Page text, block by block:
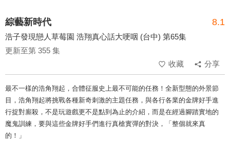
綜藝新時代 8.1
浩子發現戀人草莓園 浩翔真心話大哽咽 (台中) 第65集
更新至第 355 集
收藏
分享
最不一樣的浩角翔起，合體征服史上最不可能的任務！全新型態的外景節
目，浩角翔起將挑戰各種新奇刺激的主題任務，與各行各業的金牌好手進
行捉對廝殺，不是玩遊戲更不是點到為止的介紹，而是在經過腳踏實地的
魔鬼訓練，要與這些金牌好手們進行真槍實彈的對決，「整個就來真
的！」